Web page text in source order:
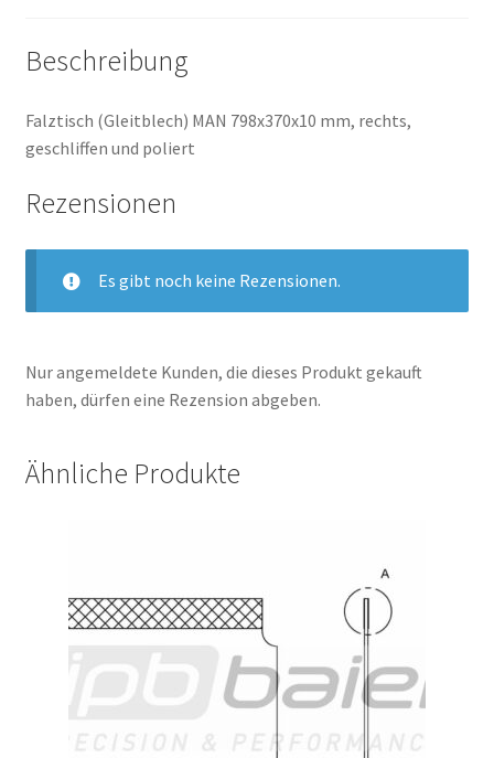
Beschreibung
Falztisch (Gleitblech) MAN 798x370x10 mm, rechts,
geschliffen und poliert
Rezensionen
Es gibt noch keine Rezensionen.
Nur angemeldete Kunden, die dieses Produkt gekauft
haben, dürfen eine Rezension abgeben.
Ähnliche Produkte